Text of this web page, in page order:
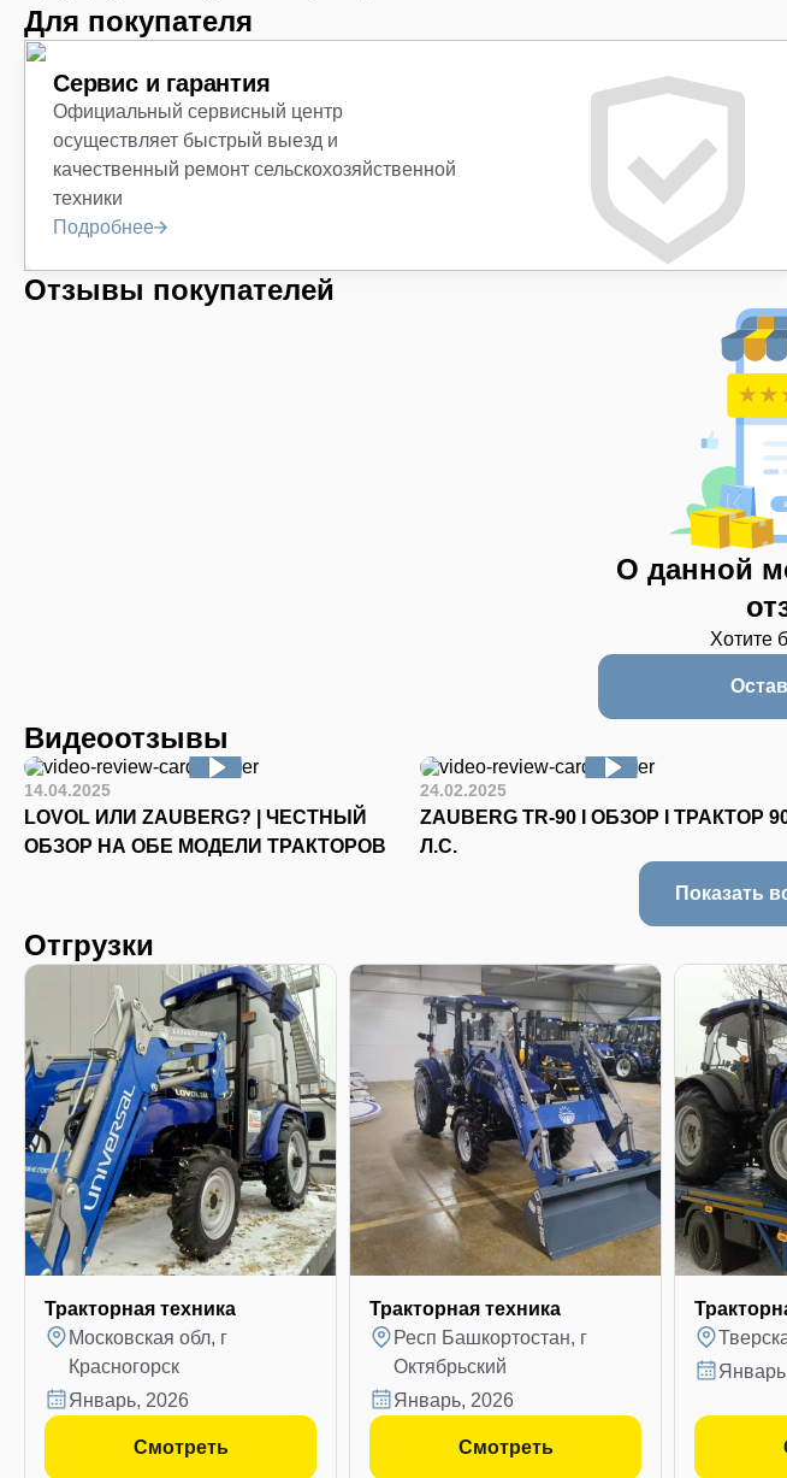
Для покупателя
Сервис и гарантия
Официальный сервисный центр
осуществляет быстрый выезд и
качественный ремонт сельскохозяйственной
техники
Подробнее
Отзывы покупателей
О данной
Хотите
Видеоотзывы
14.04.2025
LOVOL ИЛИ ZAUBERG? | ЧЕСТНЫЙ
ОБЗОР НА ОБЕ МОДЕЛИ ТРАКТОРОВ
24.02.2025
ZAUBERG TR-90 I ОБЗОР I ТРАКТОР
Л.С.
Показать
Отгрузки
Тракторная техника
Московская обл, г
Красногорск
январь, 2026
Смотреть
Тракторная техника
Респ Башкортостан, г
Октябрьский
январь, 2026
Смотреть